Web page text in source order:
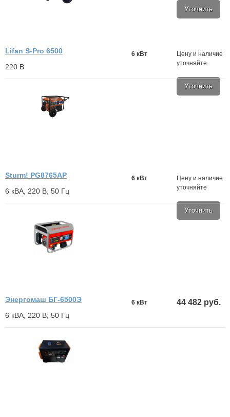
Уточнить
Lifan S-Pro 6500
220 В
Цену и наличие
уточняйте
Уточнить
6 кВт
Sturm! PG8765AP
6 кВА, 220 В, 50 Гц
Цену и наличие
уточняйте
Уточнить
6 кВт
Энергомаш БГ-6500Э
6 кВА, 220 В, 50 Гц
44 482 руб.
6 кВт